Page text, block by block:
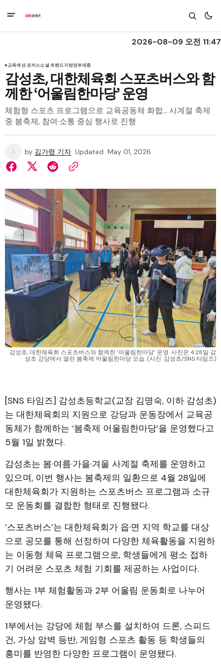
2026-08-09 오전 11:47
교육섹션 포커스소셜 트렌드지방정부세종
감성초, 대한체육회 스포츠버스와 함
께한 ‘어울림한마당’ 운영
체험형 스포츠 프로그램으로 교육공동체 화합... 사계절 축제
중 봄축제, 참여·소통 중심 행사로 진행
by 김가령 기자 Updated May 01, 2026
감성초, 대한체육회 스포츠버스와 함께한 ‘어울림한마당’ 운영. 사진은 4.28일 감
성초 강당에서 열린 봄축제 어울림한마당 모습. (사진: 감성초/SNS 타임즈)
[SNS 타임즈] 감성초등학교(교장 김명숙, 이하 감성초)
는 대한체육회의 지원으로 강당과 운동장에서 교육공
동체가 함께하는 ‘봄축제 어울림한마당’을 운영했다고
5월 1일 밝혔다.
감성초는 봄·여름·가을·겨울 사계절 축제를 운영하고
있으며, 이번 행사는 봄축제의 일환으로 4월 28일에
대한체육회가 지원하는 스포츠버스 프로그램과 소규
모 운동회를 결합한 형태로 진행됐다.
‘스포츠버스’는 대한체육회가 읍·면 지역 학교를 대상
으로 공모를 통해 선정하여 다양한 체육활동을 지원하
는 이동형 체육 프로그램으로, 학생들에게 평소 접하
기 어려운 스포츠 체험 기회를 제공하는 사업이다.
행사는 1부 체험활동과 2부 어울림 운동회로 나누어
운영됐다.
1부에서는 강당에 체험 부스를 설치하여 드론, 스피드
건, 가상 암벽 등반, 게임형 스포츠 활동 등 학생들의
흥미를 반영한 다양한 프로그램이 운영됐다.